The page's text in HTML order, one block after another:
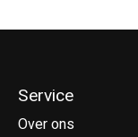
Service
Over ons